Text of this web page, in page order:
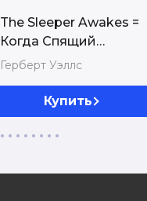
The Sleeper Awakes =
Когда Спящий
проснётся
Герберт Уэллс
Купить